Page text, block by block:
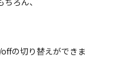
の切り替えができま